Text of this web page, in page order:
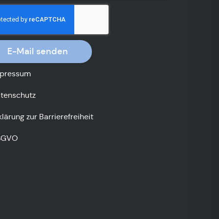
E-Mail senden
zur Barrierefreiheit